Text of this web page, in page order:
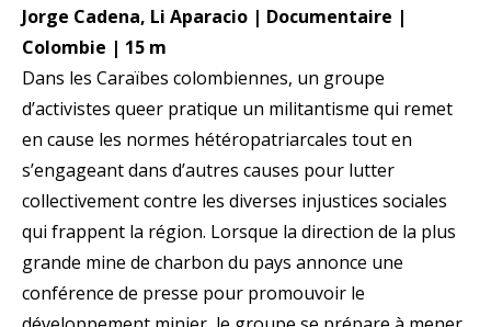
Jorge Cadena, Li Aparacio | Documentaire |
Colombie | 15 m
Dans les Caraïbes colombiennes, un groupe
d’activistes queer pratique un militantisme qui remet
en cause les normes hétéropatriarcales tout en
s’engageant dans d’autres causes pour lutter
collectivement contre les diverses injustices sociales
qui frappent la région. Lorsque la direction de la plus
grande mine de charbon du pays annonce une
conférence de presse pour promouvoir le